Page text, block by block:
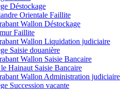
Déstockage
Orientale Faillite
Wallon Déstockage
Faillite
Wallon Liquidation judiciaire
Saisie douanière
Wallon Saisie Bancaire
Hainaut Saisie Bancaire
Wallon Administration judiciaire
Succession vacante